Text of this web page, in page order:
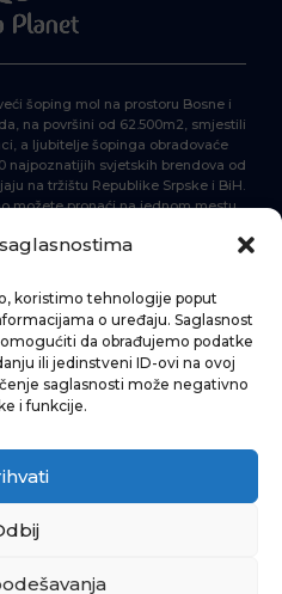
koristimo tehnologije poput
o uređaju. Saglasnost
da obrađujemo podatke
ili jedinstveni ID-ovi na ovoj
saglasnosti može negativno
i funkcije.
šoping mol na prostoru Bosne i
na površini od 62.500m2, smjestili
a ljubitelje šopinga obradovaće
najpoznatijih svjetskih brendova od
na tržištu Republike Srpske i BiH.
možete pronaći na jednom mestu.
šoping destinacija!